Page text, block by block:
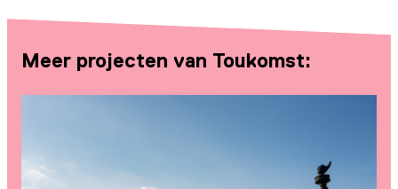
Meer projecten van Toukomst: